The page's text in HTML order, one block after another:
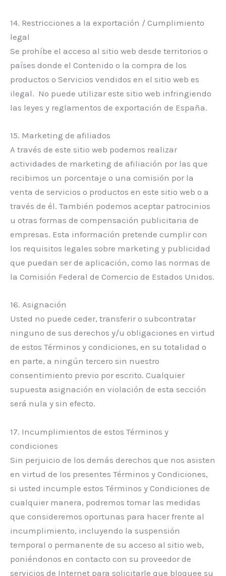
14. Restricciones a la exportación / Cumplimiento
legal
Se prohíbe el acceso al sitio web desde territorios o
países donde el Contenido o la compra de los
productos o Servicios vendidos en el sitio web es
ilegal. No puede utilizar este sitio web infringiendo
las leyes y reglamentos de exportación de España.
15. Marketing de afiliados
A través de este sitio web podemos realizar
actividades de marketing de afiliación por las que
recibimos un porcentaje o una comisión por la
venta de servicios o productos en este sitio web o a
través de él. También podemos aceptar patrocinios
u otras formas de compensación publicitaria de
empresas. Esta información pretende cumplir con
los requisitos legales sobre marketing y publicidad
que puedan ser de aplicación, como las normas de
la Comisión Federal de Comercio de Estados Unidos.
16. Asignación
Usted no puede ceder, transferir o subcontratar
ninguno de sus derechos y/u obligaciones en virtud
de estos Términos y condiciones, en su totalidad o
en parte, a ningún tercero sin nuestro
consentimiento previo por escrito. Cualquier
supuesta asignación en violación de esta sección
será nula y sin efecto.
17. Incumplimientos de estos Términos y
condiciones
Sin perjuicio de los demás derechos que nos asisten
en virtud de los presentes Términos y Condiciones,
si usted incumple estos Términos y Condiciones de
cualquier manera, podremos tomar las medidas
que consideremos oportunas para hacer frente al
incumplimiento, incluyendo la suspensión
temporal o permanente de su acceso al sitio web,
poniéndonos en contacto con su proveedor de
servicios de Internet para solicitarle que bloquee su